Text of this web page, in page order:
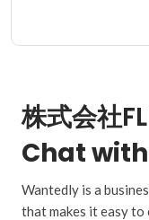
株式会社
Chat
Wantedly is a
that makes it easy to